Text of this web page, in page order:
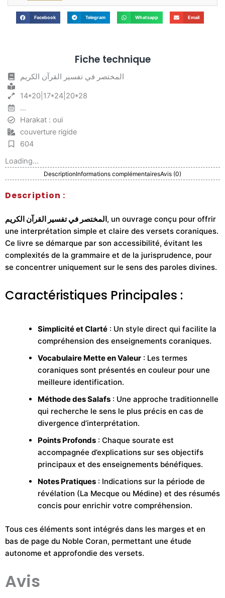
-
Mukhtasar
Al-
Facebook Telegram Whatsapp Email
Fiche technique
المختصر في تفسير القرآن الكريم
14*20|17*24|20*28
...
Harakat : oui
couverture rigide
604
Loading...
DescriptionInformations complémentairesAvis (0)
Description :
المختصر في تفسير القرآن الكريم , un ouvrage conçu pour offrir
une interprétation simple et claire des versets coraniques.
Ce livre se démarque par son accessibilité, évitant les
complexités de la grammaire et de la jurisprudence, pour
se concentrer uniquement sur le sens des paroles divines.
Caractéristiques Principales :
Simplicité et Clarté : Un style direct qui facilite la
compréhension des enseignements coraniques.
Vocabulaire Mette en Valeur : Les termes
coraniques sont présentés en couleur pour une
meilleure identification.
Méthode des Salafs : Une approche traditionnelle
qui recherche le sens le plus précis en cas de
divergence d’interprétation.
Points Profonds : Chaque sourate est
accompagnée d’explications sur ses objectifs
principaux et des enseignements bénéfiques.
Notes Pratiques : Indications sur la période de
révélation (La Mecque ou Médine) et des résumés
concis pour enrichir votre compréhension.
Tous ces éléments sont intégrés dans les marges et en
bas de page du Noble Coran, permettant une étude
autonome et approfondie des versets.
Avis